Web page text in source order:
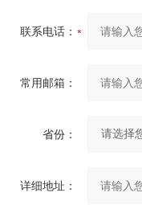
联系电话：
常用邮箱：
省份：
详细地址：